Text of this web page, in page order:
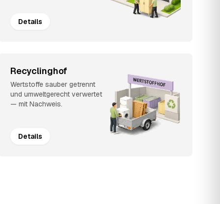
Details
Recyclinghof
Wertstoffe sauber getrennt
und umweltgerecht verwertet
— mit Nachweis.
Details